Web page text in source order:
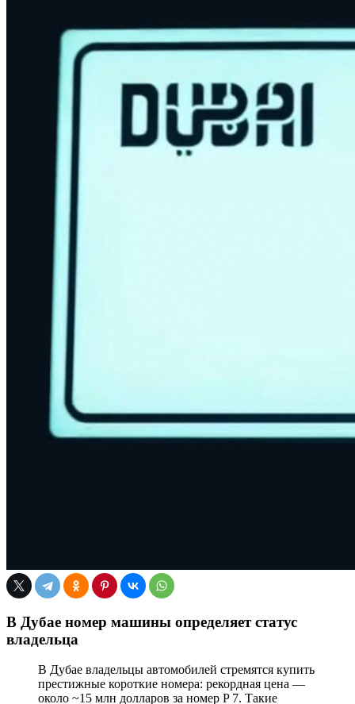
В Дубае номер машины определяет статус
владельца
В Дубае владельцы автомобилей стремятся купить
престижные короткие номера: рекордная цена —
около ~15 млн долларов за номер P 7. Такие